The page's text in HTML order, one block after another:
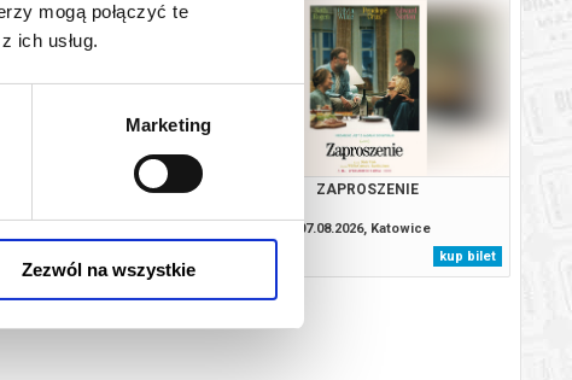
mogą połączyć te
ich usług.
Marketing
Zezwól na wszystkie
ZAPROSZENIE
07.08.2026, Katowice
kup bilet